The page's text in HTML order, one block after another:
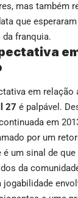
mas também
que
da franquia.
em relação
27 é palpável.
em
por um
é um sinal de
da
jogabilidade